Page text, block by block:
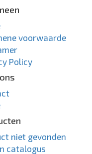
voorwaarde
Policy
niet gevonden
catalogus